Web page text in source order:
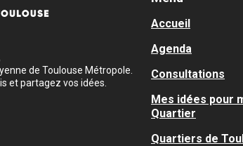
de Toulouse Métropole.
et partagez vos idées.
Accueil
Agenda
Consultations
Mes idées pour
Quartier
Quartiers de